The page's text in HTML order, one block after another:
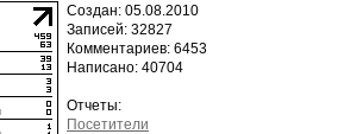
Создан: 05.08.2010
Записей: 32827
Комментариев: 6453
Написано: 40704
Отчеты:
Посетители